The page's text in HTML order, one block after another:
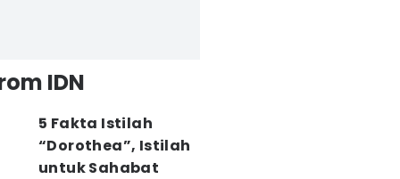
IDN
5 Fakta Istilah
“Dorothea”, Istilah
untuk Sahabat